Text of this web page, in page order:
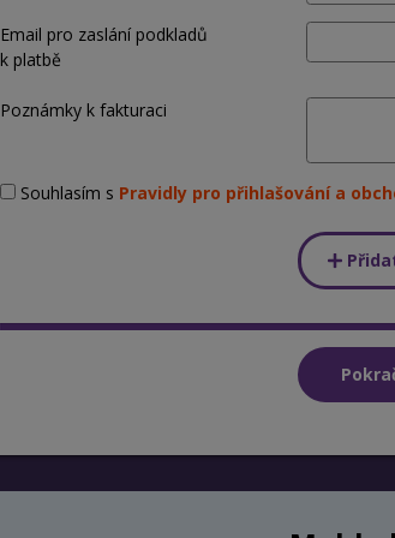
Email pro zaslání podkladů
k platbě
Poznámky k fakturaci
Souhlasím s Pravidly pro přihlašování a